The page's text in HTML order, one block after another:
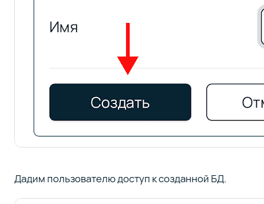
Дадим пользователю доступ к созданной БД.